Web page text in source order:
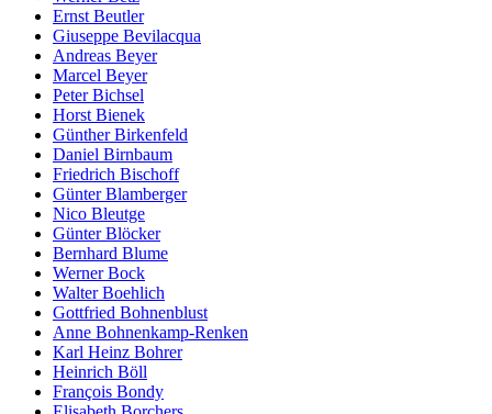
Ernst Beutler
Giuseppe Bevilacqua
Andreas Beyer
Marcel Beyer
Peter Bichsel
Horst Bienek
Günther Birkenfeld
Daniel Birnbaum
Friedrich Bischoff
Günter Blamberger
Nico Bleutge
Günter Blöcker
Bernhard Blume
Werner Bock
Walter Boehlich
Gottfried Bohnenblust
Anne Bohnenkamp-Renken
Karl Heinz Bohrer
Heinrich Böll
François Bondy